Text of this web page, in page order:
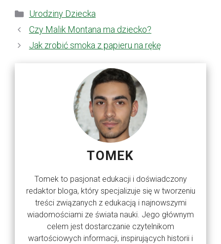
Kategorie
Urodziny Dziecka
Czy Malik Montana ma dziecko?
Jak zrobić smoka z papieru na rękę
TOMEK
Tomek to pasjonat edukacji i doświadczony
redaktor bloga, który specjalizuje się w tworzeniu
treści związanych z edukacją i najnowszymi
wiadomościami ze świata nauki. Jego głównym
celem jest dostarczanie czytelnikom
wartościowych informacji, inspirujących historii i